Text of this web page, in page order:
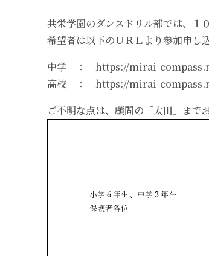
共栄学園のダンスドリル部では、１
希望者は以下のＵＲＬより参加申し
中学 ： https://mirai-
高校 ： https://mirai-
ご不明な点は、顧問の「太田」まで